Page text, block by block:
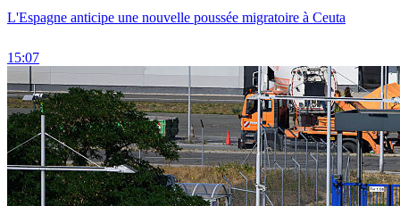
L'Espagne anticipe une nouvelle poussée migratoire à Ceuta
15:07